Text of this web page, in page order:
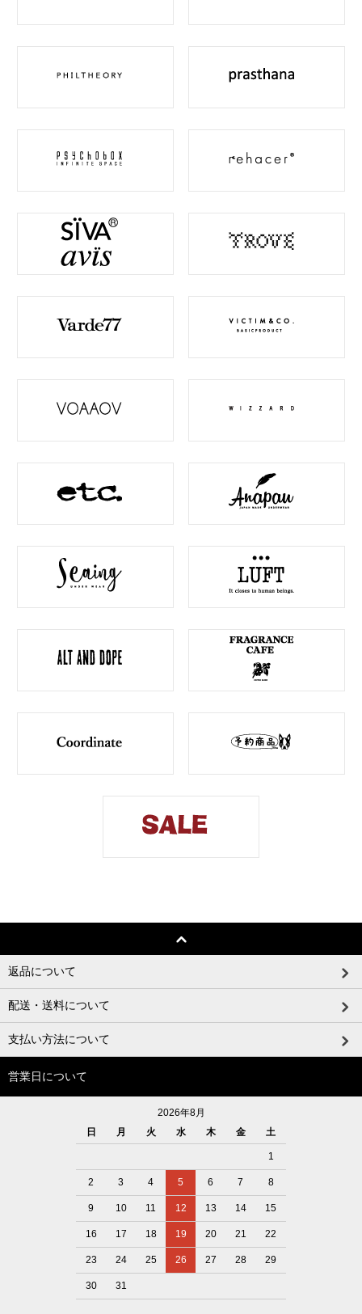
返品について
配送・送料について
支払い方法について
営業日について
2026年8月
日
月 火 水 木 金 土
1
2 3 4 5 6 7 8
9 10 11 12 13 14 15
16 17 18 19 20 21 22
23 24 25 26 27 28 29
30 31